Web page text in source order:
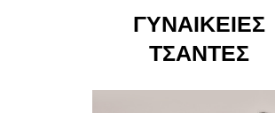
ΓΥΝΑΙΚΕΊΕΣ
ΤΣΆΝΤΕΣ